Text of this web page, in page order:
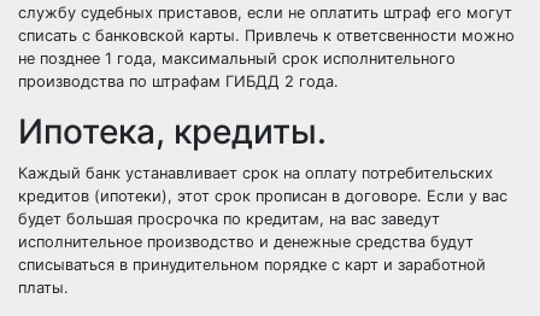
службу судебных приставов, если не оплатить штраф его могут
списать с банковской карты. Привлечь к ответсвенности можно
не позднее 1 года, максимальный срок исполнительного
производства по штрафам ГИБДД 2 года.
Ипотека, кредиты.
Каждый банк устанавливает срок на оплату потребительских
кредитов (ипотеки), этот срок прописан в договоре. Если у вас
будет большая просрочка по кредитам, на вас заведут
исполнительное производство и денежные средства будут
списываться в принудительном порядке с карт и заработной
платы.